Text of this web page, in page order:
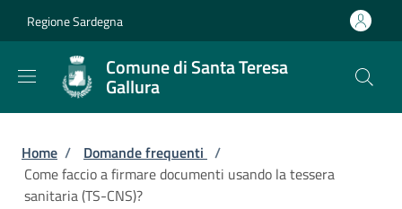
Regione Sardegna
Comune di Santa Teresa
Gallura
Briciole di pane
Home / Domande frequenti /
Come faccio a firmare documenti usando la tessera
sanitaria (TS-CNS)?